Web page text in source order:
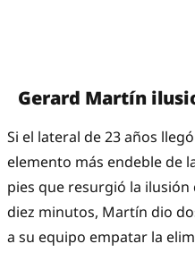
Gerard Martín
Si el lateral de 23 años
elemento más endeble de
pies que resurgió la ilusión
diez minutos, Martín dio
a su equipo empatar la